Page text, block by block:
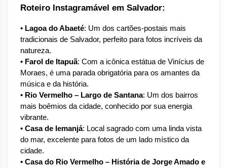
Roteiro Instagramável em Salvador:
• Lagoa do Abaeté: Um dos cartões-postais mais
tradicionais de Salvador, perfeito para fotos incríveis da
natureza.
• Farol de Itapuã: Com a icônica estátua de Vinícius de
Moraes, é uma parada obrigatória para os amantes da
música e da história.
• Rio Vermelho – Largo de Santana: Um dos bairros
mais boêmios da cidade, conhecido por sua energia
vibrante.
• Casa de Iemanjá: Local sagrado com uma linda vista
do mar, excelente para fotos de um lado místico da
cidade.
• Casa do Rio Vermelho – História de Jorge Amado e